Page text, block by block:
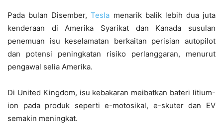
Pada bulan Disember,Tesla menarik balik lebih dua juta
kenderaan di Amerika Syarikat dan Kanada susulan
penemuan isu keselamatan berkaitan perisian autopilot
dan potensi peningkatan risiko perlanggaran, menurut
pengawal selia Amerika.
Di United Kingdom, isu kebakaran meibatkan bateri litium-
ion pada produk seperti e-motosikal, e-skuter dan EV
semakin meningkat.